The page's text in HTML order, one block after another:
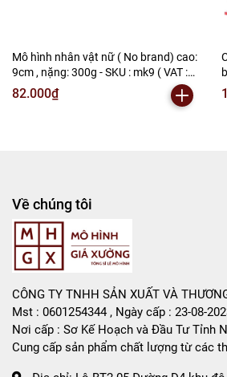
Tổng kho mô
Liên hệ : 096.245.8888 vs
Mô hình nhân vật nữ ( No brand) cao:
9cm , nặng: 300g - SKU : mk9 ( VAT :
002-b05-50 )K26-T1-S4
82.000₫
Về chúng tôi
CÔNG TY TNHH SẢN XUẤT VÀ
Mst : 0601254344 , Ngày cấp : 23-08-
Nơi cấp : Sơ Kế Hoạch và Đầu Tư Tỉnh
Cung cấp sản phẩm chất lượng từ các